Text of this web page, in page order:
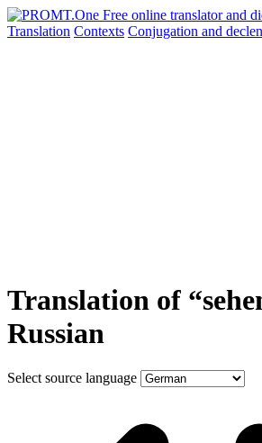
Translation Contexts Conjugation and
Translation of
Russian
Select source language